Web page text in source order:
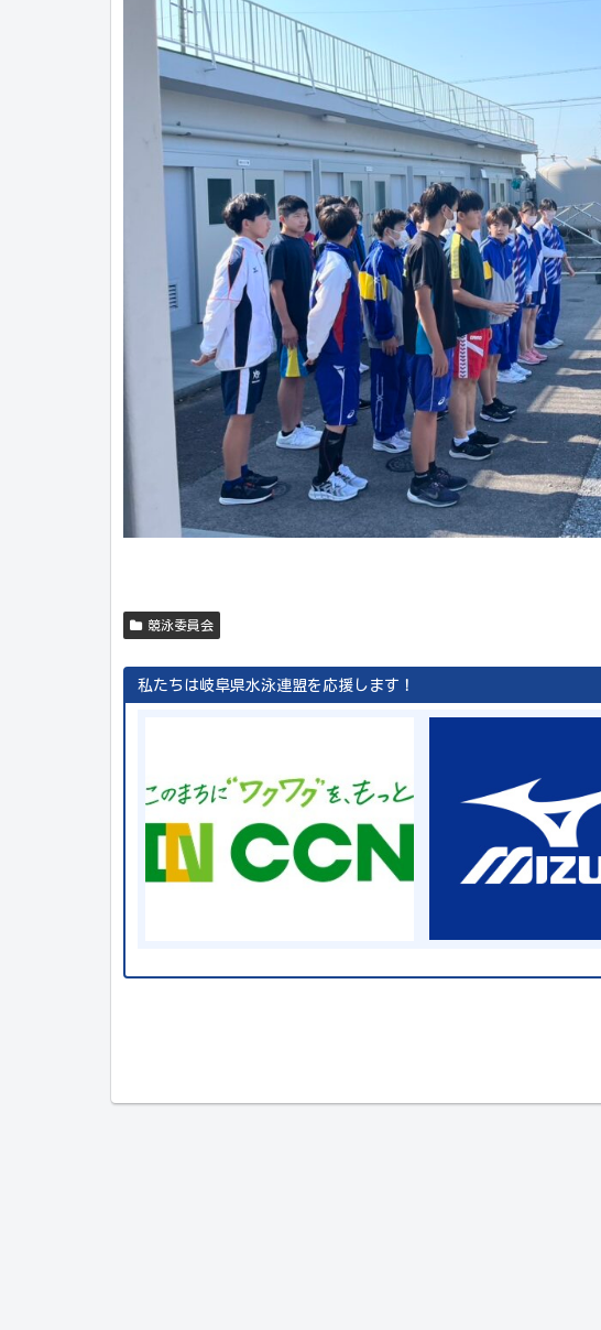
競泳委員会
私たちは岐阜県水泳連盟を応援します！